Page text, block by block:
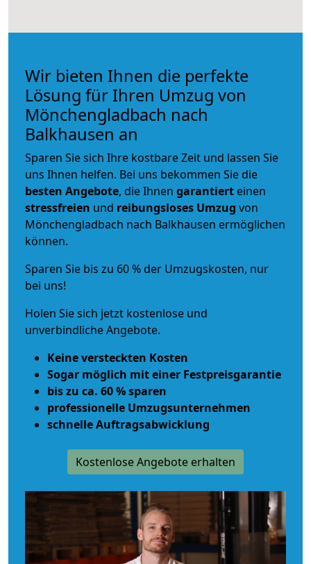
Wir bieten Ihnen die perfekte
Lösung für Ihren Umzug von
Mönchengladbach nach
Balkhausen an
Sparen Sie sich Ihre kostbare Zeit und lassen Sie
uns Ihnen helfen. Bei uns bekommen Sie die
besten Angebote, die Ihnen garantiert einen
stressfreien und reibungsloses Umzug von
Mönchengladbach nach Balkhausen ermöglichen
können.
Sparen Sie bis zu 60 % der Umzugskosten, nur
bei uns!
Holen Sie sich jetzt kostenlose und
unverbindliche Angebote.
Keine versteckten Kosten
Sogar möglich mit einer Festpreisgarantie
bis zu ca. 60 % sparen
professionelle Umzugsunternehmen
schnelle Auftragsabwicklung
Kostenlose Angebote erhalten